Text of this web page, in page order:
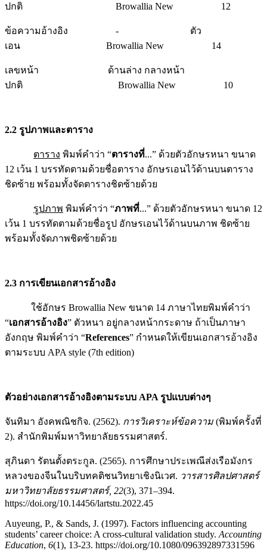
ปกติ Browallia New 12
ข้อความอ้างอิง - ตัว
เอน Browallia New 14
เลขหน้า ด้านล่าง กลางหน้า
ปกติ Browallia New 10
2.2 รูปภาพและตาราง
ตาราง พิมพ์คำว่า “ตารางที่...” ด้วยตัวอักษรหนา ขนาด
12 เว้น 1 บรรทัดตามด้วยชื่อตาราง อักษรเอนไว้ด้านบนตาราง
ชิดซ้าย พร้อมทั้งจัดตารางชิดซ้ายด้วย
รูปภาพ พิมพ์คำว่า “ภาพที่...” ด้วยตัวอักษรหนา ขนาด 12
เว้น 1 บรรทัดตามด้วยชื่อรูป อักษรเอนไว้ด้านบนภาพ ชิดซ้าย
พร้อมทั้งจัดภาพชิดซ้ายด้วย
2.3 การเขียนเอกสารอ้างอิง
ใช้อักษร Browallia New ขนาด 14 ภาษาไทยพิมพ์คำว่า
“เอกสารอ้างอิง” ตัวหนา อยู่กลางหน้ากระดาษ ถ้าเป็นภาษา
อังกฤษ พิมพ์คำว่า “References” กำหนดให้เขียนเอกสารอ้างอิง
ตามระบบ APA style (7th edition)
ตัวอย่างเอกสารอ้างอิงตามระบบ APA รูปแบบต่างๆ
จันทิมา อังคพณิชกิจ. (2562). การวิเคราะห์ข้อความ(พิมพ์ครั้งที่
2). สำนักพิมพ์มหาวิทยาลัยธรรมศาสตร์.
สุภินดา รัตนตั้งตระกูล. (2565). การศึกษาประเพณีส่งเรือมังกร
หลวงของจีนในบริบทคติชนวิทยาเชิงนิเวศ. วารสารศิลปศาสตร์
มหาวิทยาลัยธรรมศาสตร์, 22(3), 371–394.
https://doi.org/10.14456/lartstu.2022.45
Auyeung, P., & Sands, J. (1997). Factors influencing accounting
students’ career choice: A cross-cultural validation study. Accounting
Education, 6(1), 13-23. https://doi.org/10.1080/096392897331596